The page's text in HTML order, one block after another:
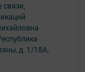
связи,
д. 1/18А,